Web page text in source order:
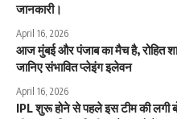
जानकारी।
April 16, 2026
आज मुंबई और पंजाब का मैच है, रोहित
जानिए संभावित प्लेइंग इलेवन
April 16, 2026
IPL शुरू होने से पहले इस टीम की लगी